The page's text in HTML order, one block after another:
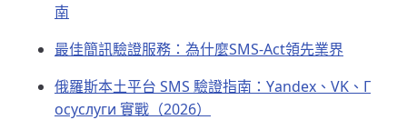
南
最佳簡訊驗證服務：為什麼SMS-Act領先業界
俄羅斯本土平台 SMS 驗證指南：Yandex、VK、Г
осуслуги 實戰（2026）